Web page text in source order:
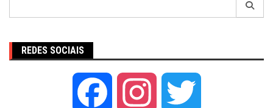
REDES SOCIAIS
Facebook Instagram